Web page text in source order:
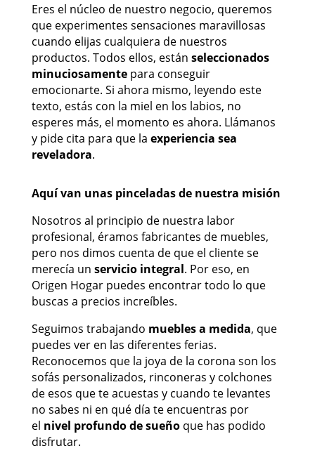
Eres el núcleo de nuestro negocio, queremos
que experimentes sensaciones maravillosas
cuando elijas cualquiera de nuestros
productos. Todos ellos, están seleccionados
minuciosamentepara conseguir
emocionarte. Si ahora mismo, leyendo este
texto, estás con la miel en los labios, no
esperes más, el momento es ahora. Llámanos
y pide cita para que la experiencia sea
reveladora.
Aquí van unas pinceladas de nuestra misión
Nosotros al principio de nuestra labor
profesional, éramos fabricantes de muebles,
pero nos dimos cuenta de que el cliente se
merecía un servicio integral. Por eso, en
Origen Hogar puedes encontrar todo lo que
buscas a precios increíbles.
Seguimos trabajando muebles a medida, que
puedes ver en las diferentes ferias.
Reconocemos que la joya de la corona son los
sofás personalizados, rinconeras y colchones
de esos que te acuestas y cuando te levantes
no sabes ni en qué día te encuentras por
el nivel profundo de sueñoque has podido
disfrutar.